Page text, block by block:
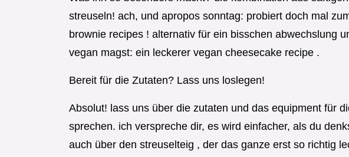
streuseln! ach, und apropos sonntag: probiert doch mal
brownie recipes ! alternativ für ein bisschen abwechslung
vegan magst: ein leckerer vegan cheesecake recipe .
Bereit für die Zutaten? Lass uns loslegen!
Absolut! lass uns über die zutaten und das equipment für
sprechen. ich verspreche dir, es wird einfacher, als du
auch über den streuselteig , der das ganze erst so richtig